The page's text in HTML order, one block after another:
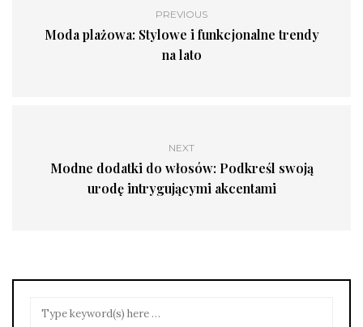
PREVIOUS
Moda plażowa: Stylowe i funkcjonalne trendy
na lato
NEXT
Modne dodatki do włosów: Podkreśl swoją
urodę intrygującymi akcentami